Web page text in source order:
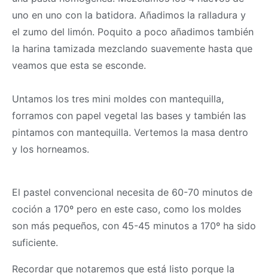
uno en uno con la batidora. Añadimos la ralladura y
el zumo del limón. Poquito a poco añadimos también
la harina tamizada mezclando suavemente hasta que
veamos que esta se esconde.
Untamos los tres mini moldes con mantequilla,
forramos con papel vegetal las bases y también las
pintamos con mantequilla. Vertemos la masa dentro
y los horneamos.
El pastel convencional necesita de 60-70 minutos de
coción a 170º pero en este caso, como los moldes
son más pequeños, con 45-45 minutos a 170º ha sido
suficiente.
Recordar que notaremos que está listo porque la